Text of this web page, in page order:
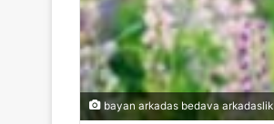
bayan arkadas bedava arkadaslik